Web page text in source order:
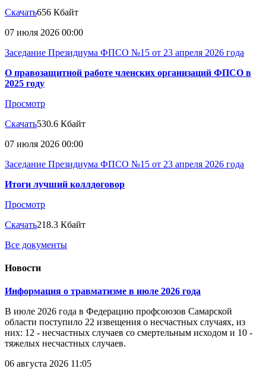
Скачать656 Кбайт
07 июля 2026 00:00
Заседание Президиума ФПСО №15 от 23 апреля 2026 года
О правозащитной работе членских организаций ФПСО в
2025 году
Просмотр
Скачать530.6 Кбайт
07 июля 2026 00:00
Заседание Президиума ФПСО №15 от 23 апреля 2026 года
Итоги лучший коллдоговор
Просмотр
Скачать218.3 Кбайт
Все документы
Новости
Информация о травматизме в июле 2026 года
В июле 2026 года в Федерацию профсоюзов Самарской
области поступило 22 извещения о несчастных случаях, из
них: 12 - несчастных случаев со смертельным исходом и 10 -
тяжелых несчастных случаев.
06 августа 2026 11:05